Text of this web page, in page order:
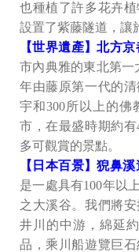
也種植了許多花卉
設置了紫藤隧道，讓
【世界遺產】北方
市內典雅的東北第一
年由藤原第一代的
宇和300所以上的佛
市，在最盛時期約
多可觀賞的景點。
【日本百景】猊鼻
是一處具有100年以
之大溪谷。我們將
井川的中游，綿延
品，乘川船遊覽巨